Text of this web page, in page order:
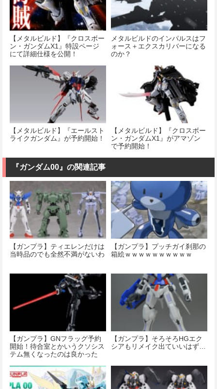
【メタルビルド】『クロスボー
ン・ガンダムX1』特設ページ
にて詳細仕様を公開！
メタルビルドのインパルスはフ
ォース＋エクスカリバーになる
のか？
【メタルビルド】『エールスト
ライクガンダム』が予約開始！
【メタルビルド】『クロスボー
ン・ガンダムX1』がアマゾン
で予約開始！
『ガンダム00』の関連記事
【ガンプラ】ティエレンだけは
当時品のでも全然不満がないわ
【ガンプラ】プッチガイ刹那の
箱絵ｗｗｗｗｗｗｗｗｗｗ
【ガンプラ】GNフラッグ予約
開始！待合室とかいうクソシス
テム無くなったのは良かった
【ガンプラ】そろそろHGエク
シアもリメイク出ていいはず…